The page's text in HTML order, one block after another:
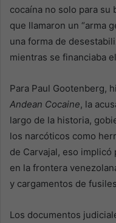
cocaína no solo para
que llamaron un “arma
una forma de
mientras se financiaba
Para Paul Gootenberg,
Andean Cocaine, la
largo de la historia,
los narcóticos como
de Carvajal, eso implicó
en la frontera
y cargamentos de
Los documentos